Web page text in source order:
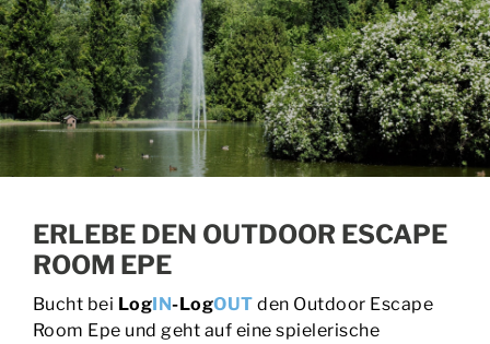
OUTDOOR-ESCAPE
HOME-ESCAPES
KRIMI-TISCH
EVENTS
KONTAKT
Escape Room Epe
ERLEBE DEN OUTDOOR ESCAPE
ROOM EPE
Bucht bei LogIN-LogOUT den Outdoor Escape
Room Epe und geht auf eine spielerische